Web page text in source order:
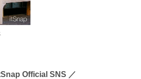
Official SNS ／